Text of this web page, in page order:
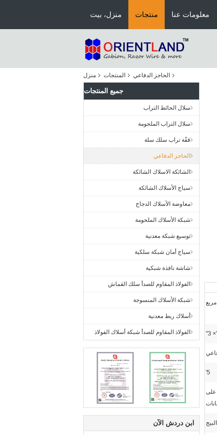
منزل، بيت منتجات معلومات عنا
منزل المنتجات الحاجز الدفاعي
جميع المنتجات
سلال الحائط التراب
سلال التراب الملحومة
قفّة تراب سلك سلة
الحاجز الدفاعي
الشائكة الاسلاك الشائكة
سياج الأسلاك الشائكة
معاوضة الأسلاك الدجاج
شبكة الأسلاك الملحومة
توسيع شبكة معدنية
سياج أمان شبكة سلكية
شاشة نافذة شبكية
الفولاذ المقاوم للصدأ سلك القماش
شبكة الأسلاك المنسوجة
أسلاك ربط معدنية
الفولاذ المقاوم للصدأ شبكة أسلاك الفولاذ
ابن دردش الآن
مربع
5'
على